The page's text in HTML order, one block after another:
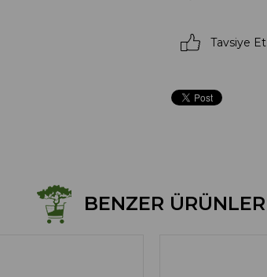
Tavsiye Et
BENZER ÜRÜNLER